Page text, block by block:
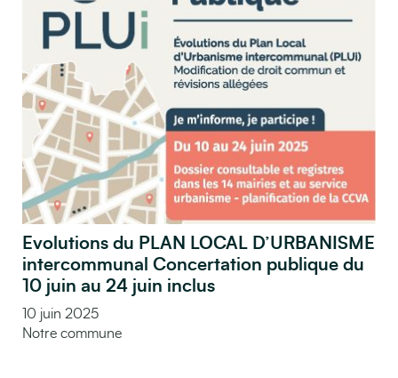
Evolutions du PLAN LOCAL D’URBANISME
intercommunal Concertation publique du
10 juin au 24 juin inclus
10 juin 2025
Notre commune